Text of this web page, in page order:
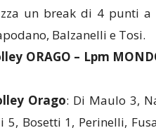
un break di 4 punti
Balzanelli e Tosi.
ORAGO – Lpm
Orago: Di Maulo 3,
5, Bosetti 1, Perinelli,